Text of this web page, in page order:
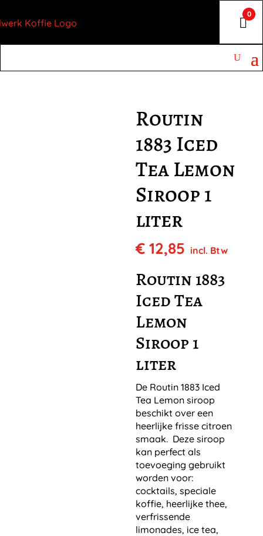
0
Routin
1883 Iced
Tea Lemon
Siroop 1
liter
€ 12,85 incl. Btw
Routin 1883
Iced Tea
Lemon
Siroop 1
liter
De Routin 1883 Iced
Tea Lemon siroop
beschikt over een
heerlijke frisse citroen
smaak. Deze siroop
kan perfect als
toevoeging gebruikt
worden voor:
cocktails, speciale
koffie, heerlijke thee,
verfrissende
limonades, ice tea,